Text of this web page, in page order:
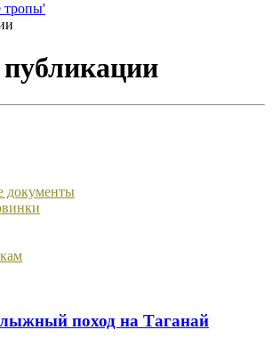
тропы'
документы
поход на Таганай